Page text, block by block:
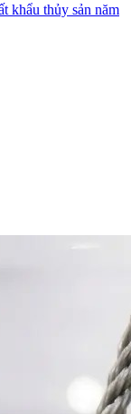
khẩu thủy sản năm